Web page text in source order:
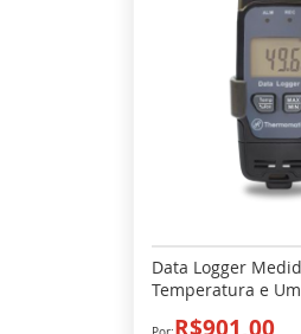
Data Logger
Temperatura e